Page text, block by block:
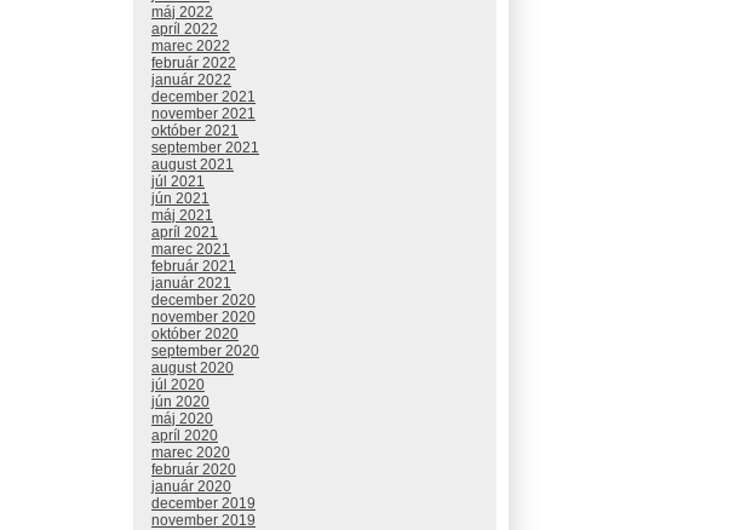
máj 2022
apríl 2022
marec 2022
február 2022
január 2022
december 2021
november 2021
október 2021
september 2021
august 2021
júl 2021
jún 2021
máj 2021
apríl 2021
marec 2021
február 2021
január 2021
december 2020
november 2020
október 2020
september 2020
august 2020
júl 2020
jún 2020
máj 2020
apríl 2020
marec 2020
február 2020
január 2020
december 2019
november 2019